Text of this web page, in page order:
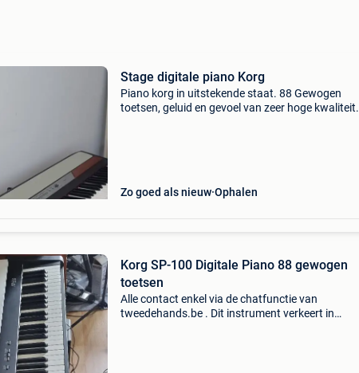
Stage digitale piano Korg
Piano korg in uitstekende staat. 88 Gewogen
toetsen, geluid en gevoel van zeer hoge kwaliteit.
Zo goed als nieuw Ophalen
Korg SP-100 Digitale Piano 88 gewogen
toetsen
Alle contact enkel via de chatfunctie van
tweedehands.be . Dit instrument verkeert in